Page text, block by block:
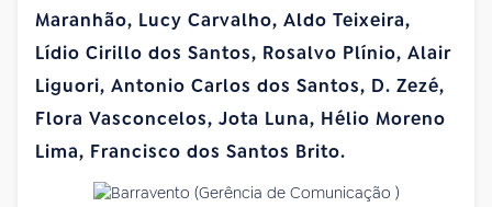
Maranhão, Lucy Carvalho, Aldo Teixeira,
Lídio Cirillo dos Santos, Rosalvo Plínio, Alair
Liguori, Antonio Carlos dos Santos, D. Zezé,
Flora Vasconcelos, Jota Luna, Hélio Moreno
Lima, Francisco dos Santos Brito.